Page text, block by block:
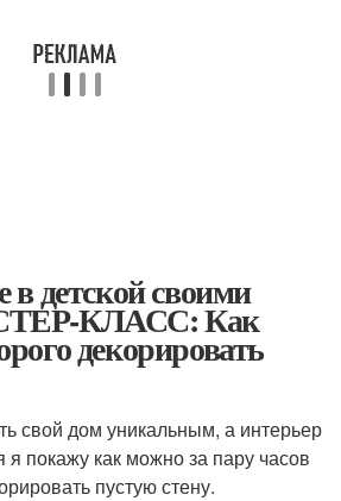
в детской своими
КЛАСС: Как
декорировать
свой дом уникальным, а интерьер
покажу как можно за пару часов
пустую стену.